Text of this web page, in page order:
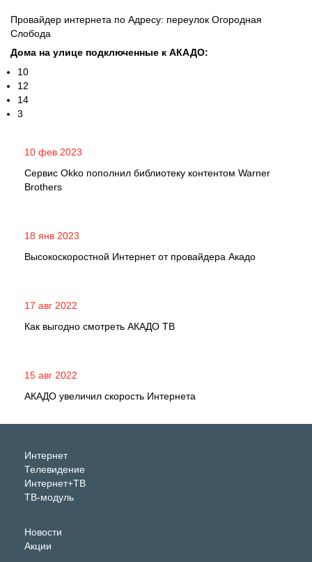
Провайдер интернета по Адресу: переулок Огородная
Слобода
Дома на улице подключенные к АКАДО:
10
12
14
3
10 фев 2023
Сервис Okko пополнил библиотеку контентом Warner
Brothers
18 янв 2023
Высокоскоростной Интернет от провайдера Акадо
17 авг 2022
Как выгодно смотреть АКАДО ТВ
15 авг 2022
АКАДО увеличил скорость Интернета
Интернет
Телевидение
Интернет+ТВ
ТВ-модуль
Новости
Акции